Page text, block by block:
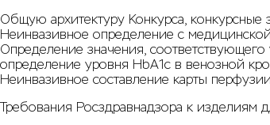
Общую архитектуру Конкурса,
Неинвазивное определение с
Определение значения,
определение уровня HbA1c в венозной
Неинвазивное составление карты
Требования Росздравнадзора к изделиям